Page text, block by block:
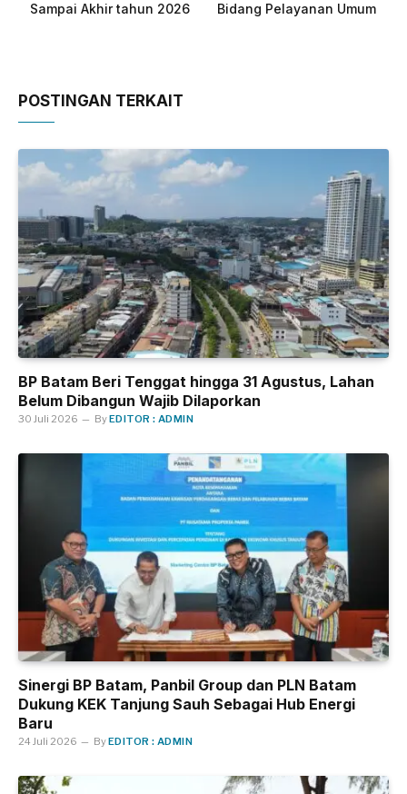
Sampai Akhir tahun 2026
Bidang Pelayanan Umum
POSTINGAN TERKAIT
BP Batam Beri Tenggat hingga 31 Agustus, Lahan
Belum Dibangun Wajib Dilaporkan
30 Juli 2026 ByEDITOR : ADMIN
Sinergi BP Batam, Panbil Group dan PLN Batam
Dukung KEK Tanjung Sauh Sebagai Hub Energi
Baru
24 Juli 2026 ByEDITOR : ADMIN